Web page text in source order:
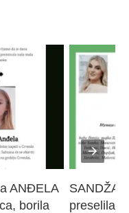
ANĐELA
borila
preselila